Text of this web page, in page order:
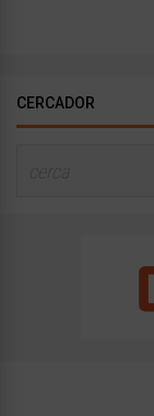
CERCADOR